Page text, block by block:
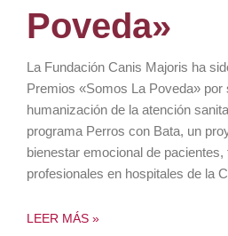
Poveda»
La Fundación Canis Majoris ha
Premios «Somos La Poveda» por
humanización de la atención
programa Perros con Bata, un
bienestar emocional de
profesionales en hospitales de la
LEER MÁS »